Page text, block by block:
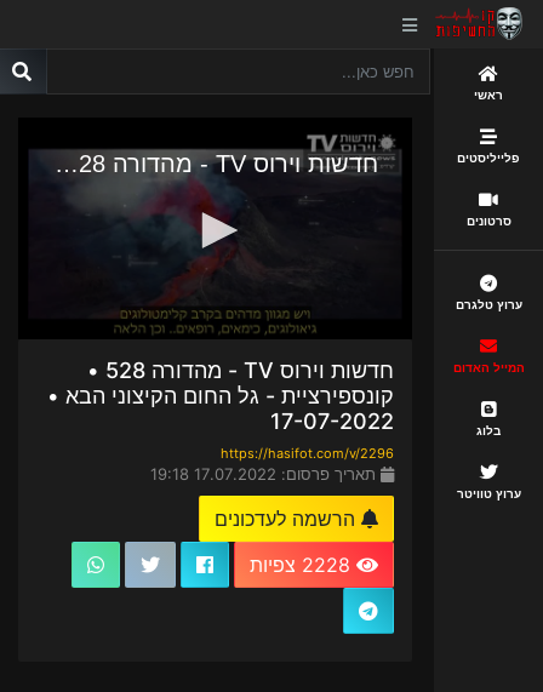
ראשי
פלייליסטים
סרטונים
ערוץ טלגרם
המייל האדום
בלוג
ערוץ טוויטר
חדשות וירוס TV - מהדורה 528 •
קונספירציית - גל החום הקיצוני הבא •
17-07-2022
https://hasifot.com/v/2296
תאריך פרסום: 17.07.2022 19:18
הרשמה לעדכונים